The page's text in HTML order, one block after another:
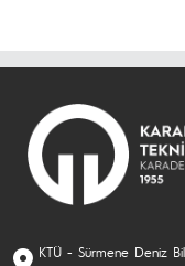
KTÜ - Sürmene Deniz